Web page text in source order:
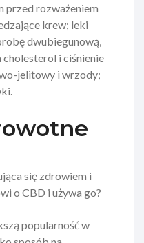
przed rozważeniem
krew; leki
dwubiegunową,
i ciśnienie
jelitowy i wrzody;
się zdrowiem i
o CBD i używa go?
popularność w